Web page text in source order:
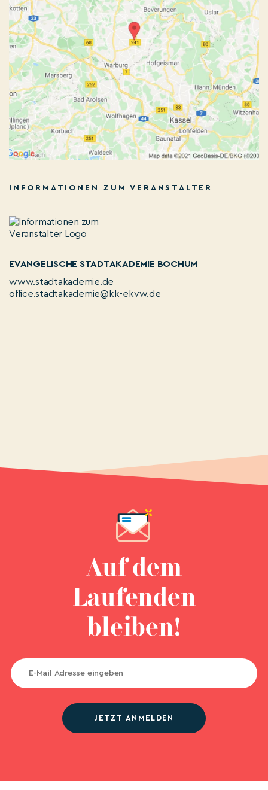
INFORMATIONEN ZUM VERANSTALTER
EVANGELISCHE STADTAKADEMIE BOCHUM
www.stadtakademie.de
office.stadtakademie@kk-ekvw.de
Auf dem
Laufenden
bleiben!
JETZT ANMELDEN